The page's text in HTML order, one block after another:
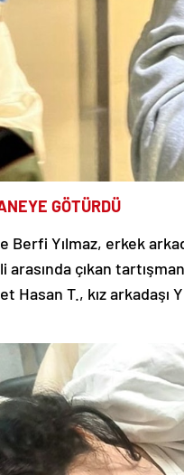
GÖTÜRDÜ
Berfi Yılmaz, erkek
çıkan
T., kız arkadaşı